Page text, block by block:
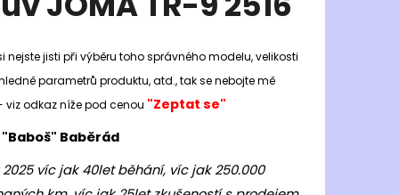
nejste jisti při výběru toho správného modelu, velikosti
parametrů produktu, atd., tak se nebojte mě
viz odkaz níže pod cenou "Zeptat se"
"Baboš" Baběrád
2025 víc jak 40let běhání, víc jak 250.000